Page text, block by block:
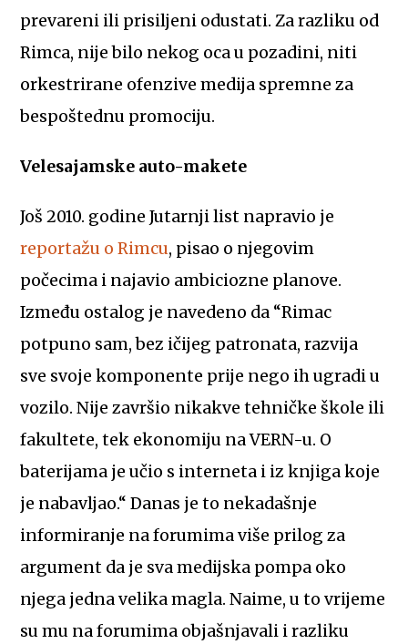
prevareni ili prisiljeni odustati. Za razliku od
Rimca, nije bilo nekog oca u pozadini, niti
orkestrirane ofenzive medija spremne za
bespoštednu promociju.
Velesajamske auto-makete
Još 2010. godine Jutarnji list napravio je
reportažu o Rimcu, pisao o njegovim
počecima i najavio ambiciozne planove.
Između ostalog je navedeno da “Rimac
potpuno sam, bez ičijeg patronata, razvija
sve svoje komponente prije nego ih ugradi u
vozilo. Nije završio nikakve tehničke škole ili
fakultete, tek ekonomiju na VERN-u. O
baterijama je učio s interneta i iz knjiga koje
je nabavljao.“ Danas je to nekadašnje
informiranje na forumima više prilog za
argument da je sva medijska pompa oko
njega jedna velika magla. Naime, u to vrijeme
su mu na forumima objašnjavali i razliku